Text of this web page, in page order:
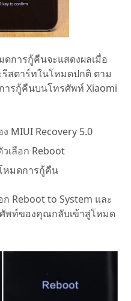
การกู้คืนจะแสดงผลเมื่อ
สตาร์ทในโหมดปกติ ตาม
รกู้คืนบนโทรศัพท์ Xiaomi
MIUI Recovery 5.0
เลือก Reboot
หมดการกู้คืน
Reboot to System และ
พท์ของคุณกลับเข้าสู่โหมด